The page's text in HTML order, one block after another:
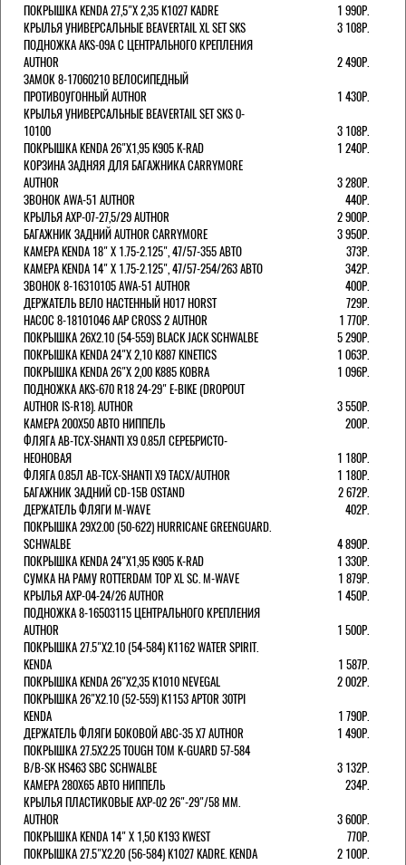
ПОКРЫШКА KENDA 27,5"Х 2,35 K1027 KADRE
1 990Р.
КРЫЛЬЯ УНИВЕРСАЛЬНЫЕ BEAVERTAIL XL SET SKS
3 108Р.
ПОДНОЖКА AKS-09A C ЦЕНТРАЛЬНОГО КРЕПЛЕНИЯ
AUTHOR
2 490Р.
ЗАМОК 8-17060210 ВЕЛОСИПЕДНЫЙ
ПРОТИВОУГОННЫЙ AUTHOR
1 430Р.
КРЫЛЬЯ УНИВЕРСАЛЬНЫЕ BEAVERTAIL SET SKS 0-
10100
3 108Р.
ПОКРЫШКА KENDA 26"Х1,95 K905 K-RAD
1 240Р.
КОРЗИНА ЗАДНЯЯ ДЛЯ БАГАЖНИКА CARRYMORE
AUTHOR
3 280Р.
ЗВОНОК AWA-51 AUTHOR
440Р.
КРЫЛЬЯ AXP-07-27,5/29 AUTHOR
2 900Р.
БАГАЖНИК ЗАДНИЙ AUTHOR CARRYMORE
3 950Р.
КАМЕРА KENDA 18" Х 1.75-2.125", 47/57-355 АВТО
373Р.
КАМЕРА KENDA 14" Х 1.75-2.125", 47/57-254/263 АВТО
342Р.
ЗВОНОК 8-16310105 AWA-51 AUTHOR
400Р.
ДЕРЖАТЕЛЬ ВЕЛО НАСТЕННЫЙ H017 HORST
729Р.
НАСОС 8-18101046 AAP CROSS 2 AUTHOR
1 770Р.
ПОКРЫШКА 26X2.10 (54-559) BLACK JACK SCHWALBE
5 290Р.
ПОКРЫШКА KENDA 24"Х 2,10 K887 KINETICS
1 063Р.
ПОКРЫШКА KENDA 26"Х 2,00 K885 KOBRA
1 096Р.
ПОДНОЖКА AKS-670 R18 24-29" E-BIKE (DROPOUT
AUTHOR IS-R18). AUTHOR
3 550Р.
КАМЕРА 200Х50 АВТО НИППЕЛЬ
200Р.
ФЛЯГА AB-TCX-SHANTI X9 0.85Л СЕРЕБРИСТО-
НЕОНОВАЯ
1 180Р.
ФЛЯГА 0.85Л AB-TCX-SHANTI X9 TACX/AUTHOR
1 180Р.
БАГАЖНИК ЗАДНИЙ CD-15B OSTAND
2 672Р.
ДЕРЖАТЕЛЬ ФЛЯГИ M-WAVE
402Р.
ПОКРЫШКА 29X2.00 (50-622) HURRICANE GREENGUARD.
SCHWALBE
4 890Р.
ПОКРЫШКА KENDA 24"Х1,95 K905 K-RAD
1 330Р.
СУМКА НА РАМУ ROTTERDAM TOP XL SC. M-WAVE
1 879Р.
КРЫЛЬЯ AXP-04-24/26 AUTHOR
1 450Р.
ПОДНОЖКА 8-16503115 ЦЕНТРАЛЬНОГО КРЕПЛЕНИЯ
AUTHOR
1 500Р.
ПОКРЫШКА 27.5"Х2.10 (54-584) K1162 WATER SPIRIT.
KENDA
1 587Р.
ПОКРЫШКА KENDA 26"Х2,35 K1010 NEVEGAL
2 002Р.
ПОКРЫШКА 26"Х2.10 (52-559) K1153 APTOR 30TPI
KENDA
1 790Р.
ДЕРЖАТЕЛЬ ФЛЯГИ БОКОВОЙ ABC-35 X7 AUTHOR
1 490Р.
ПОКРЫШКА 27.5X2.25 TOUGH TOM K-GUARD 57-584
B/B-SK HS463 SBC SCHWALBE
3 132Р.
КАМЕРА 280Х65 АВТО НИППЕЛЬ
234Р.
КРЫЛЬЯ ПЛАСТИКОВЫЕ AXP-02 26"-29"/58 ММ.
AUTHOR
3 600Р.
ПОКРЫШКА KENDA 14" Х 1,50 K193 KWEST
770Р.
ПОКРЫШКА 27.5"Х2.20 (56-584) K1027 KADRE. KENDA
2 100Р.